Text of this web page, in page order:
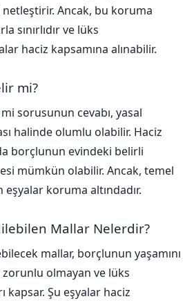
Ancak, bu koruma
sınırlıdır ve lüks
haciz kapsamına alınabilir.
mi?
sorusunun cevabı, yasal
halinde olumlu olabilir. Haciz
borçlunun evindeki belirli
mümkün olabilir. Ancak, temel
eşyalar koruma altındadır.
Mallar Nelerdir?
mallar, borçlunun yaşamını
olmayan ve lüks
kapsar. Şu eşyalar haciz